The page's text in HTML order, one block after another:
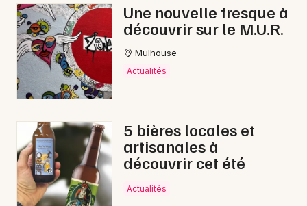
Une nouvelle fresque à
découvrir sur le M.U.R.
Mulhouse
Actualités
5 bières locales et
artisanales à
découvrir cet été
Actualités